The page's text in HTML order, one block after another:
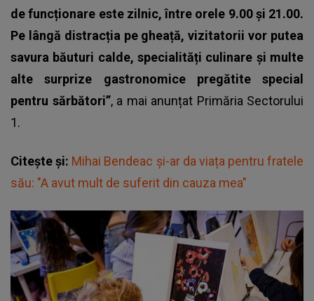
de funcționare este zilnic, între orele 9.00 și 21.00.
Pe lângă distracția pe gheață, vizitatorii vor putea
savura băuturi calde, specialități culinare și multe
alte surprize gastronomice pregătite special
pentru sărbători”, a mai anunțat Primăria Sectorului
1.
Citește și: Mihai Bendeac și-ar da viața pentru fratele
său: "A avut mult de suferit din cauza mea"